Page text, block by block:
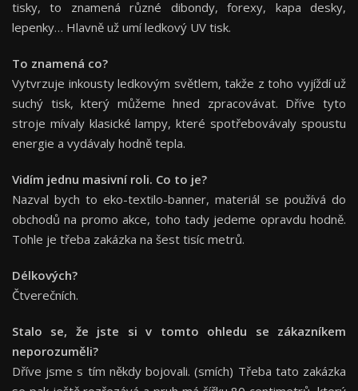
tisky, to znamená různé dibondy, forexy, kapa desky,
lepenky… Hlavně už umí ledkový UV tisk.
To znamená co?
Vytvrzuje inkousty ledkovým světlem, takže z toho vyjíždí už
suchý tisk, který můžeme hned zpracovávat. Dříve tyto
stroje mívaly klasické lampy, které spotřebovávaly spoustu
energie a vydávaly hodně tepla.
Vidím jednu masivní roli. Co to je?
Nazval bych to eko-textilo-banner, materiál se používá do
obchodů na promo akce, toho tady jedeme opravdu hodně.
Tohle je třeba zakázka na šest tisíc metrů.
Délkových?
Čtverečních.
Stalo se, že jste si v tomto ohledu se zákazníkem
neporozuměli?
Dříve jsme s tím někdy bojovali. (smích) Třeba tato zakázka